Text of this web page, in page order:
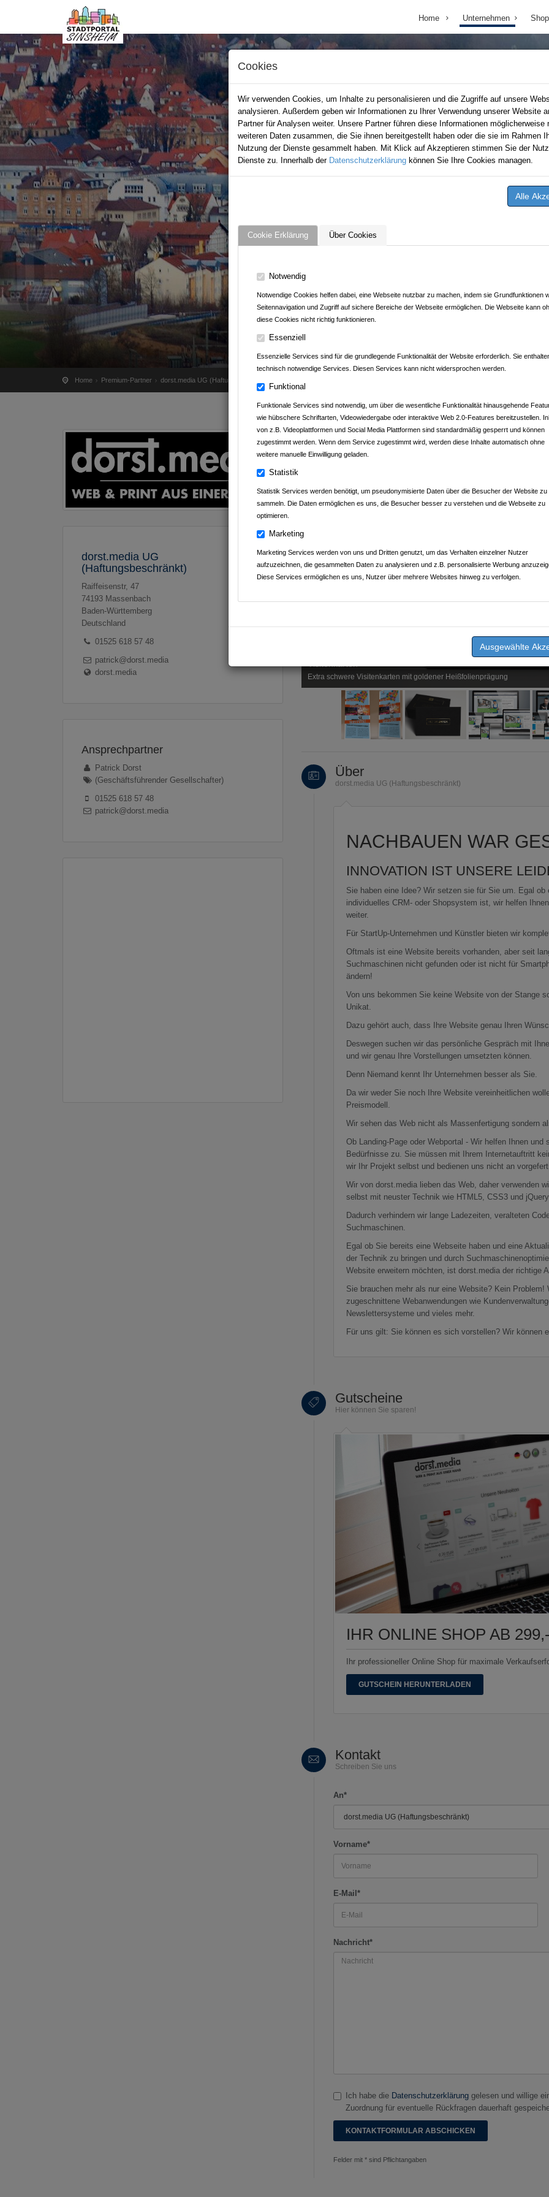
Cookies
Wir verwenden Cookies, um Inhalte zu personalisieren und die Zugriffe auf unsere
analysieren. Außerdem geben wir Informationen zu Ihrer Verwendung unserer Website
Partner für Analysen weiter. Unsere Partner führen diese Informationen möglicherweise
weiteren Daten zusammen, die Sie ihnen bereitgestellt haben oder die sie im Rahmen
Nutzung der Dienste gesammelt haben. Mit Klick auf Akzeptieren stimmen Sie der
Dienste zu. Innerhalb der Datenschutzerklärung können Sie Ihre Cookies managen.
Cookie Erklärung Über Cookies
Notwendig
Notwendige Cookies helfen dabei, eine Webseite nutzbar zu machen, indem sie Grundfunktionen
Seitennavigation und Zugriff auf sichere Bereiche der Webseite ermöglichen. Die Webseite kann
diese Cookies nicht richtig funktionieren.
Essenziell
Essenzielle Services sind für die grundlegende Funktionalität der Website erforderlich. Sie
technisch notwendige Services. Diesen Services kann nicht widersprochen werden.
Funktional
Funktionale Services sind notwendig, um über die wesentliche Funktionalität hinausgehende
wie hübschere Schriftarten, Videowiedergabe oder interaktive Web 2.0-Features bereitzustellen.
von z.B. Videoplattformen und Social Media Plattformen sind standardmäßig gesperrt und können
zugestimmt werden. Wenn dem Service zugestimmt wird, werden diese Inhalte automatisch ohne
weitere manuelle Einwilligung geladen.
Statistik
Statistik Services werden benötigt, um pseudonymisierte Daten über die Besucher der Website zu
sammeln. Die Daten ermöglichen es uns, die Besucher besser zu verstehen und die Webseite zu
optimieren.
Marketing
Marketing Services werden von uns und Dritten genutzt, um das Verhalten einzelner Nutzer
aufzuzeichnen, die gesammelten Daten zu analysieren und z.B. personalisierte Werbung
Diese Services ermöglichen es uns, Nutzer über mehrere Websites hinweg zu verfolgen.
Home Unternehmen
STADTPORTAL
Home Premium-Partner dorst.media UG (Haftungsbeschränkt)
dorst.media UG
(Haftungsbeschränkt)
Raiffeisenstr, 47
74193 Massenbach
Baden-Württemberg
Deutschland
01525 618 57 48
patrick@dorst.media
dorst.media
Ansprechpartner
Patrick Dorst
(Geschäftsführender Gesellschafter)
01525 618 57 48
patrick@dorst.media
Extra schwere Visitenkarten mit goldener Heißfolienprägung
Über
dorst.media UG (Haftungsbeschränkt)
NACHBAUEN WAR
INNOVATION IST UNSERE
Sie haben eine Idee? Wir setzen sie für Sie um. Egal
individuelles CRM- oder Shopsystem ist, wir helfen
weiter.
Für StartUp-Unternehmen und Künstler bieten wir
Oftmals ist eine Website bereits vorhanden, aber seit
Suchmaschinen nicht gefunden oder ist nicht für
ändern!
Von uns bekommen Sie keine Website von der Stange
Unikat.
Dazu gehört auch, dass Ihre Website genau Ihren
Deswegen suchen wir das persönliche Gespräch mit
und wir genau Ihre Vorstellungen umsetzten können.
Denn Niemand kennt Ihr Unternehmen besser als Sie.
Da wir weder Sie noch Ihre Website vereinheitlichen
Preismodell.
Wir sehen das Web nicht als Massenfertigung sondern
Ob Landing-Page oder Webportal - Wir helfen Ihnen
Bedürfnisse zu. Sie müssen mit Ihrem Internetauftritt
wir Ihr Projekt selbst und bedienen uns nicht an
Wir von dorst.media lieben das Web, daher verwenden
selbst mit neuster Technik wie HTML5, CSS3 und
Dadurch verhindern wir lange Ladezeiten, veralteten
Suchmaschinen.
Egal ob Sie bereits eine Webseite haben und eine
der Technik zu bringen und durch
Website erweitern möchten, ist dorst.media der richtige
Sie brauchen mehr als nur eine Website? Kein
zugeschnittene Webanwendungen wie
Newslettersysteme und vieles mehr.
Für uns gilt: Sie können es sich vorstellen? Wir können
Gutscheine
Hier können Sie sparen!
IHR ONLINE SHOP AB
Ihr professioneller Online Shop für maximale
GUTSCHEIN HERUNTERLADEN
Kontakt
Schreiben Sie uns
An*
Vorname*
E-Mail*
Nachricht*
Ich habe die Datenschutzerklärung gelesen und willige
Zuordnung für eventuelle Rückfragen dauerhaft
Felder mit * sind Pflichtangaben